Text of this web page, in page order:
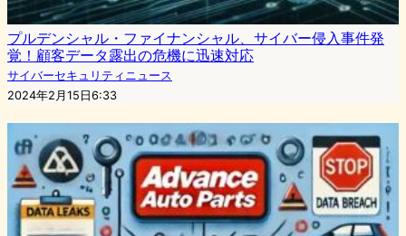
プルデンシャル・ファイナンシャル、サイバー侵入事件発
覚！顧客データ露出の危機に迅速対応
サイバーセキュリティニュース
2024年2月15日6:33